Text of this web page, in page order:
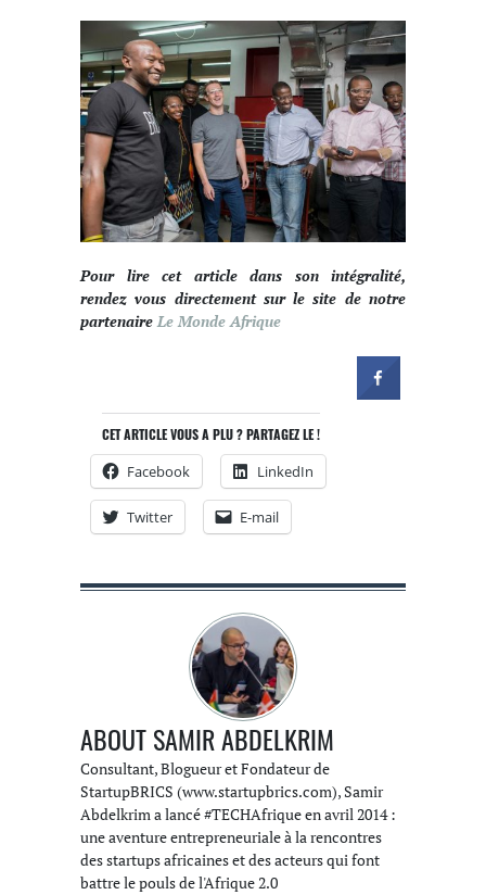
Pour lire cet article dans son intégralité,
rendez vous directement sur le site de notre
partenaire Le Monde Afrique
CET ARTICLE VOUS A PLU ? PARTAGEZ LE !
Facebook LinkedIn
Twitter E-mail
ABOUTSAMIR ABDELKRIM
Consultant, Blogueur et Fondateur de
StartupBRICS (www.startupbrics.com), Samir
Abdelkrim a lancé #TECHAfrique en avril 2014 :
une aventure entrepreneuriale à la rencontres
des startups africaines et des acteurs qui font
battre le pouls de l'Afrique 2.0